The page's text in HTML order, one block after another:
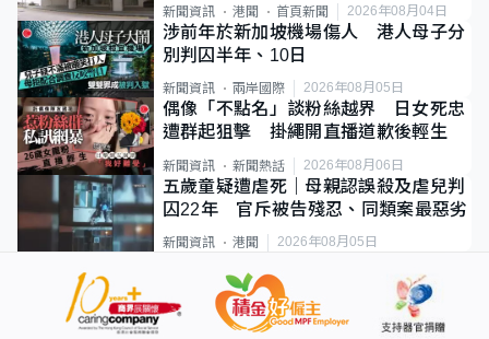
新聞資訊 港聞 首頁新聞 2026年08月04日
涉前年於新加坡機場傷人 港人母子分
別判囚半年、10日
新聞資訊 兩岸國際 2026年08月05日
偶像「不點名」談粉絲越界 日女死忠
遭群起狙擊 掛繩開直播道歉後輕生
新聞資訊 新聞熱話 2026年08月06日
五歲童疑遭虐死｜母親認誤殺及虐兒判
囚22年 官斥被告殘忍、同類案最惡劣
新聞資訊 港聞 2026年08月05日